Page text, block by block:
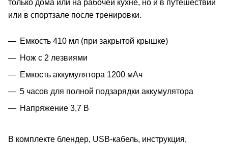
только дома или на рабочей кухне, но и в путешествии
или в спортзале после тренировки.
Емкость 410 мл (при закрытой крышке)
Нож с 2 лезвиями
Емкость аккумулятора 1200 мАч
5 часов для полной подзарядки аккумулятора
Напряжение 3,7 В
В комплекте блендер, USB-кабель, инструкция,